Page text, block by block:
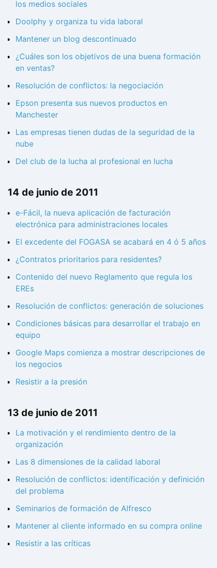
los medios sociales
Doolphy y organiza tu vida laboral
Mantener un blog descontinuado
¿Cuáles son los objetivos de una buena formación
en ventas?
Resolución de conflictos: la negociación
Epson presenta sus nuevos productos en
Manchester
Las empresas tienen dudas de la seguridad de la
nube
Del club de la lucha al profesional en lucha
14 de junio de 2011
e-Fácil, la nueva aplicación de facturación
electrónica para administraciones locales
El excedente del FOGASA se acabará en 4 ó 5 años
¿Contratos prioritarios para residentes?
Contenido del nuevo Reglamento que regula los
EREs
Resolución de conflictos: generación de soluciones
Condiciones básicas para desarrollar el trabajo en
equipo
Google Maps comienza a mostrar descripciones de
los negocios
Resistir a la presión
13 de junio de 2011
La motivación y el rendimiento dentro de la
organización
Las 8 dimensiones de la calidad laboral
Resolución de conflictos: identificación y definición
del problema
Seminarios de formación de Alfresco
Mantener al cliente informado en su compra online
Resistir a las críticas